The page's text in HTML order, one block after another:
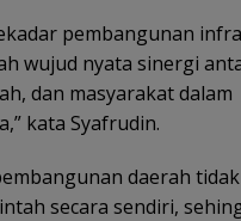
pembangunan
wujud nyata sinergi
dan masyarakat dalam
kata Syafrudin.
daerah
secara sendiri,